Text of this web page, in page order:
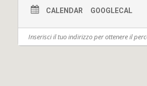
della Sezione Italiana di Amnesty
International Gruppo di Saronno sarà
CALENDAR GOOGLECAL